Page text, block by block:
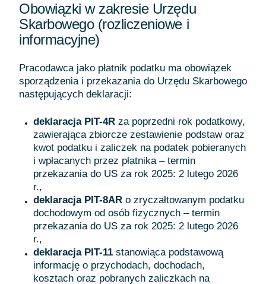
Obowiązki w zakresie Urzędu
Skarbowego (rozliczeniowe i
informacyjne)
Pracodawca jako płatnik podatku ma obowiązek
sporządzenia i przekazania do Urzędu Skarbowego
następujących deklaracji:
deklaracja PIT-4R za poprzedni rok podatkowy,
zawierająca zbiorcze zestawienie podstaw oraz
kwot podatku i zaliczek na podatek pobieranych
i wpłacanych przez płatnika – termin
przekazania do US za rok 2025: 2 lutego 2026
r.,
deklaracja PIT-8AR o zryczałtowanym podatku
dochodowym od osób fizycznych – termin
przekazania do US za rok 2025: 2 lutego 2026
r.,
deklaracja PIT-11 stanowiąca podstawową
informację o przychodach, dochodach,
kosztach oraz pobranych zaliczkach na